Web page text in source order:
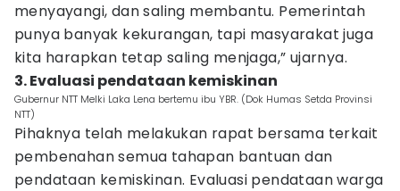
menyayangi, dan saling membantu. Pemerintah
punya banyak kekurangan, tapi masyarakat juga
kita harapkan tetap saling menjaga,” ujarnya.
3. Evaluasi pendataan kemiskinan
Gubernur NTT Melki Laka Lena bertemu ibu YBR. (Dok Humas Setda Provinsi
NTT)
Pihaknya telah melakukan rapat bersama terkait
pembenahan semua tahapan bantuan dan
pendataan kemiskinan. Evaluasi pendataan warga